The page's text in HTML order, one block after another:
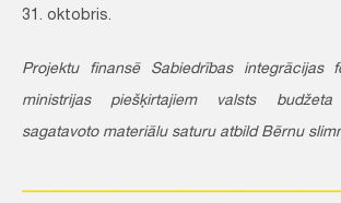
31. oktobris.
Projektu finansē Sabiedrības integrācijas
ministrijas piešķirtajiem valsts
sagatavoto materiālu saturu atbild Bērnu